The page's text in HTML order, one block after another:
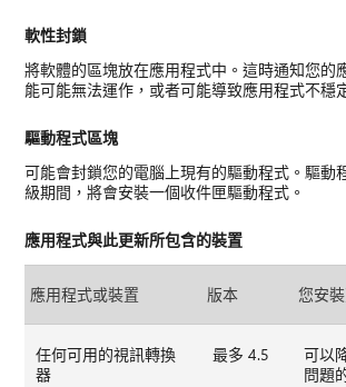
軟性封鎖
將軟體的區塊放在應用程式中。這時通知您的
能可能無法運作，或者可能導致應用程式不穩
驅動程式區塊
可能會封鎖您的電腦上現有的驅動程式。驅動
級期間，將會安裝一個收件匣驅動程式。
應用程式與此更新所包含的裝置
應用程式或裝置 版本 您安
任何可用的視訊轉換
器
最多 4.5
可以
問題